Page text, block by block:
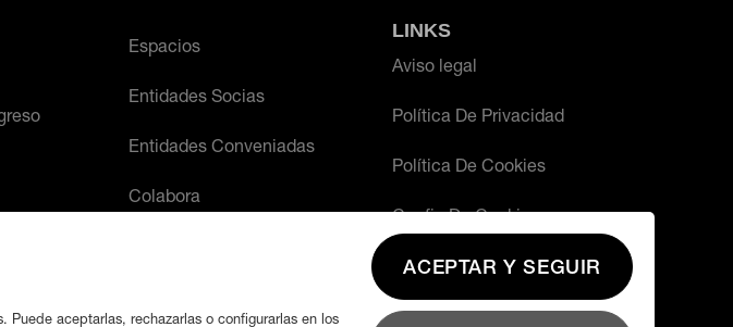
Espacios
Entidades Socias
Entidades Conveniadas
Colabora
LINKS
Aviso legal
Política De Privacidad
Política De Cookies
Config De Cookies
Puede aceptarlas, rechazarlas o configurarlas en los
ACEPTAR Y SEGUIR